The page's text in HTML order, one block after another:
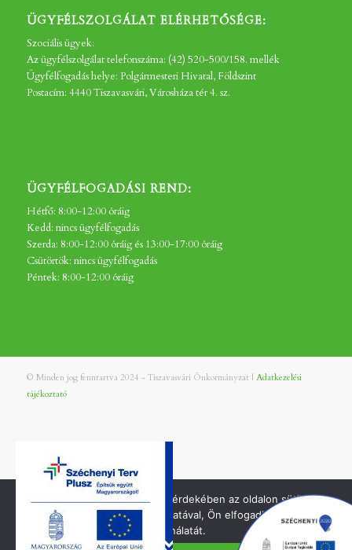
ÜGYFÉLSZOLGÁLAT ELÉRHETŐSÉGE:
Szociális ügyek:
Az ügyfélszolgálat telefonszáma: (42) 520-500/158. mellék
Ügyfélfogadás helye: Polgármesteri Hivatal, Földszint
Postacím: 4440 Tiszavasvári, Városháza tér 4. sz.
ÜGYFÉLFOGADÁSI REND:
Hétfő: 8:00-12:00 óráig
Kedd: nincs ügyfélfogadás
Szerda: 8:00-12:00 óráig és 13:00-17:00 óráig
Csütörtök: nincs ügyfélfogadás
Péntek: 8:00-12:00 óráig
© Minden jog fenntartva 2024 - Tiszavasvári Önkormányzat | Adatkezelési
tájékoztató
A jobb felhasználói élmény érdekében az oldalon sütiket
használunk. Oldalunk használatával, Ön elfogadja a cookie-k
használatát.